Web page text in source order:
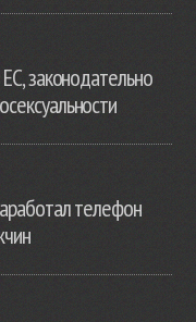
законодательно
телефон